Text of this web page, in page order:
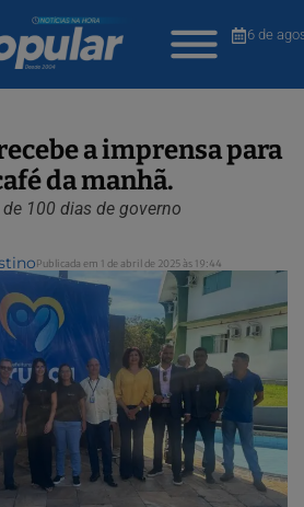
6 de
a imprensa para
da manhã.
100 dias de governo
Publicada em 1 de abril de 2025 às 19:44